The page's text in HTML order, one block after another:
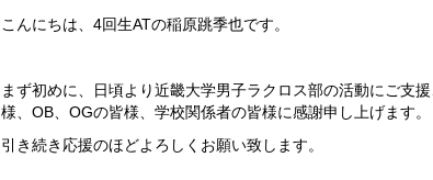
こんにちは、4回生ATの稲原跳季也です。
まず初めに、日頃より近畿大学男子ラクロス部の活動にご支
様、OB、OGの皆様、学校関係者の皆様に感謝申し上げます。
引き続き応援のほどよろしくお願い致します。